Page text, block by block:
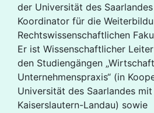
der Universität des
Koordinator für die
Rechtswissenschaftlichen
Er ist Wissenschaftlicher
den Studiengängen
Unternehmenspraxis“ (in
Universität des Saarlandes mit
Kaiserslautern-Landau) sowie